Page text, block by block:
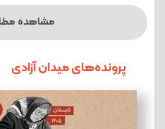
مشاهده
پرونده‌های میدان آزادی